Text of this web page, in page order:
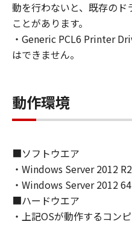
reverse engineer the
not have any third
3. COPYRIGHT NOTICE
contained in the
copy thereof.
Canon and its
the title, ownership
rights in and to the
expressly provided
express or implied, is
動を行わないと、既存の
ことがあります。
・Generic PCL6 Printer
はできません。
動作環境
■ソフトウエア
・Windows Server 2012
・Windows Server 2012
■ハードウエア
・上記OSが動作するコン